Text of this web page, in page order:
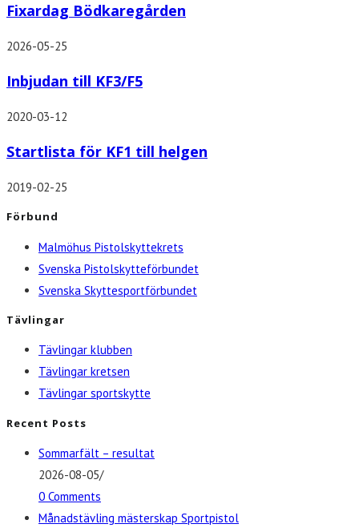
Fixardag Bödkaregården
2026-05-25
Inbjudan till KF3/F5
2020-03-12
Startlista för KF1 till helgen
2019-02-25
Förbund
Malmöhus Pistolskyttekrets
Svenska Pistolskytteförbundet
Svenska Skyttesportförbundet
Tävlingar
Tävlingar klubben
Tävlingar kretsen
Tävlingar sportskytte
Recent Posts
Sommarfält – resultat
2026-08-05/
0 Comments
Månadstävling mästerskap Sportpistol